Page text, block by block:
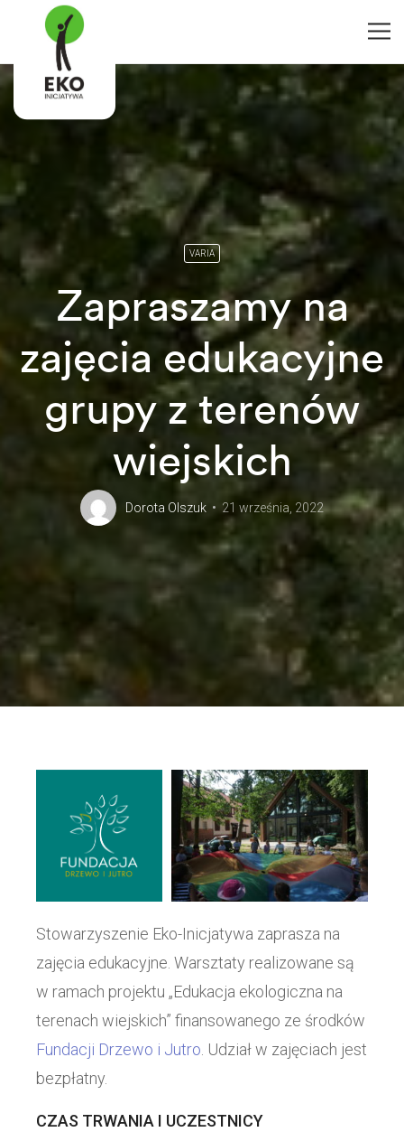
VARIA
Zapraszamy na
zajęcia edukacyjne
grupy z terenów
wiejskich
Dorota Olszuk 21 września, 2022
Stowarzyszenie Eko-Inicjatywa zaprasza na
zajęcia edukacyjne. Warsztaty realizowane są
w ramach projektu „Edukacja ekologiczna na
terenach wiejskich” finansowanego ze środków
Fundacji Drzewo i Jutro . Udział w zajęciach jest
bezpłatny.
CZAS TRWANIA I UCZESTNICY